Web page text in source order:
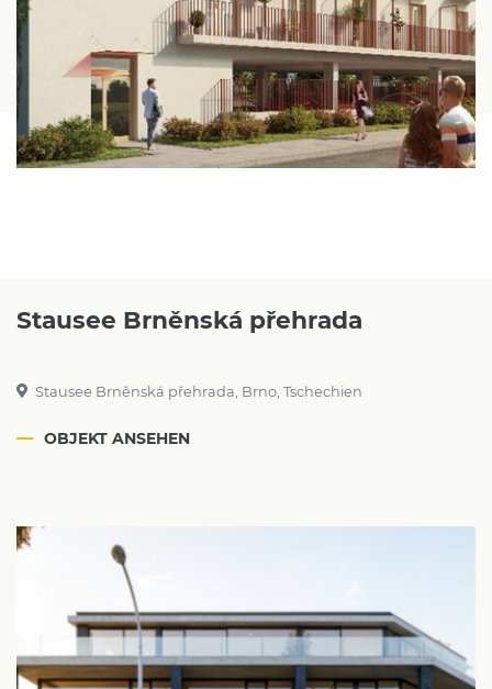
Stausee Brněnská přehrada
Stausee Brněnská přehrada, Brno, Tschechien
OBJEKT ANSEHEN